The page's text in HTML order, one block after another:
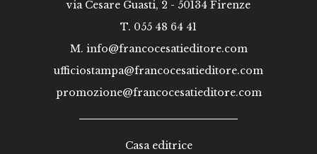
via Cesare Guasti, 2 - 50134 Firenze
T. 055 48 64 41
M. info@francocesatieditore.com
ufficiostampa@francocesatieditore.com
promozione@francocesatieditore.com
Casa editrice